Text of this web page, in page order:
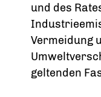
und des
Vermeidung
geltenden